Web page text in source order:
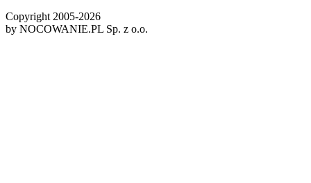
Copyright 2005-2026
by NOCOWANIE.PL Sp. z o.o.